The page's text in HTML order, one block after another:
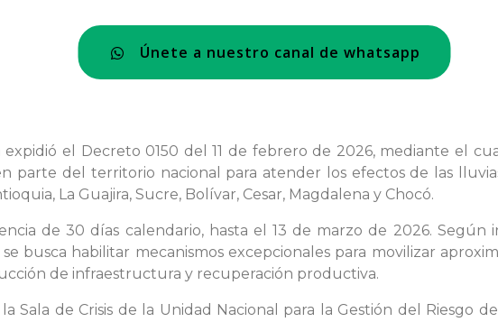
Únete a nuestro canal de whatsapp
expidió el Decreto 0150 del 11 de febrero de 2026, mediante el
parte del territorio nacional para atender los efectos de las
La Guajira, Sucre, Bolívar, Cesar, Magdalena y Chocó.
de 30 días calendario, hasta el 13 de marzo de 2026. Según
busca habilitar mecanismos excepcionales para movilizar
de infraestructura y recuperación productiva.
Sala de Crisis de la Unidad Nacional para la Gestión del Riesgo de